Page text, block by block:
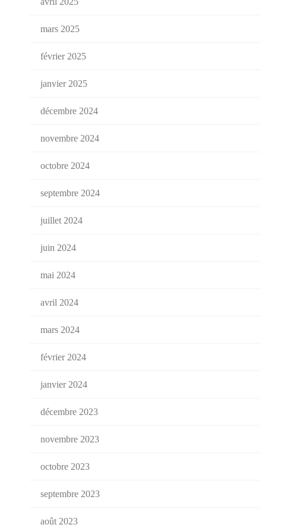
mars 2025
février 2025
janvier 2025
décembre 2024
novembre 2024
octobre 2024
septembre 2024
juillet 2024
juin 2024
mai 2024
avril 2024
mars 2024
février 2024
janvier 2024
décembre 2023
novembre 2023
octobre 2023
septembre 2023
août 2023